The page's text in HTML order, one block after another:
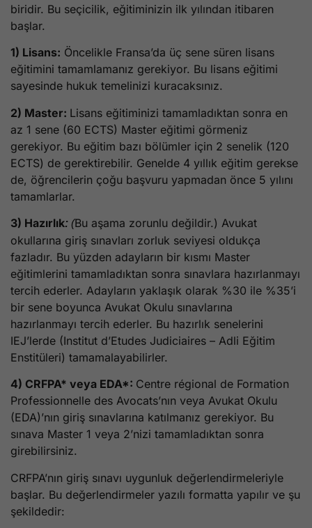
biridir. Bu seçicilik, eğitiminizin ilk yılından itibaren
başlar.
1) Lisans: Öncelikle Fransa’da üç sene süren lisans
eğitimini tamamlamanız gerekiyor. Bu lisans eğitimi
sayesinde hukuk temelinizi kuracaksınız.
2) Master: Lisans eğitiminizi tamamladıktan sonra en
az 1 sene (60 ECTS) Master eğitimi görmeniz
gerekiyor. Bu eğitim bazı bölümler için 2 senelik (120
ECTS) de gerektirebilir. Genelde 4 yıllık eğitim gerekse
de, öğrencilerin çoğu başvuru yapmadan önce 5 yılını
tamamlarlar.
3) Hazırlık: (Bu aşama zorunlu değildir.) Avukat
okullarına giriş sınavları zorluk seviyesi oldukça
fazladır. Bu yüzden adayların bir kısmı Master
eğitimlerini tamamladıktan sonra sınavlara hazırlanmayı
tercih ederler. Adayların yaklaşık olarak %30 ile %35’i
bir sene boyunca Avukat Okulu sınavlarına
hazırlanmayı tercih ederler. Bu hazırlık senelerini
IEJ’lerde (Institut d’Etudes Judiciaires – Adli Eğitim
Enstitüleri) tamamalayabilirler.
4) CRFPA* veya EDA*: Centre régional de Formation
Professionnelle des Avocats’nın veya Avukat Okulu
(EDA)’nın giriş sınavlarına katılmanız gerekiyor. Bu
sınava Master 1 veya 2’nizi tamamladıktan sonra
girebilirsiniz.
CRFPA’nın giriş sınavı uygunluk değerlendirmeleriyle
başlar. Bu değerlendirmeler yazılı formatta yapılır ve şu
şekildedir: